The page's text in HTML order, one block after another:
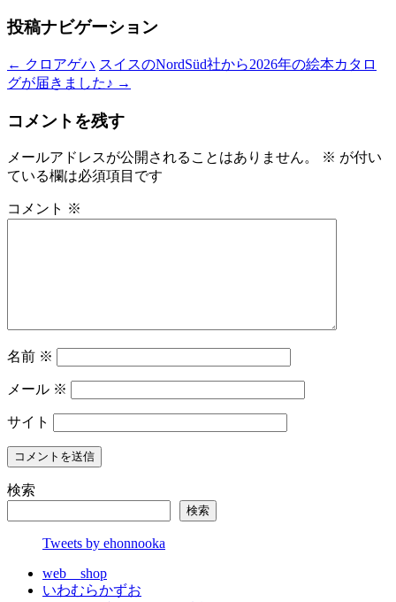
投稿ナビゲーション
← クロアゲハ スイスのNordSüd社から2026年の絵本カタロ
グが届きました♪ →
コメントを残す
メールアドレスが公開されることはありません。 ※ が付い
ている欄は必須項目です
コメント ※
名前 ※
メール ※
サイト
検索
検索
Tweets by ehonnooka
web shop
いわむらかずお